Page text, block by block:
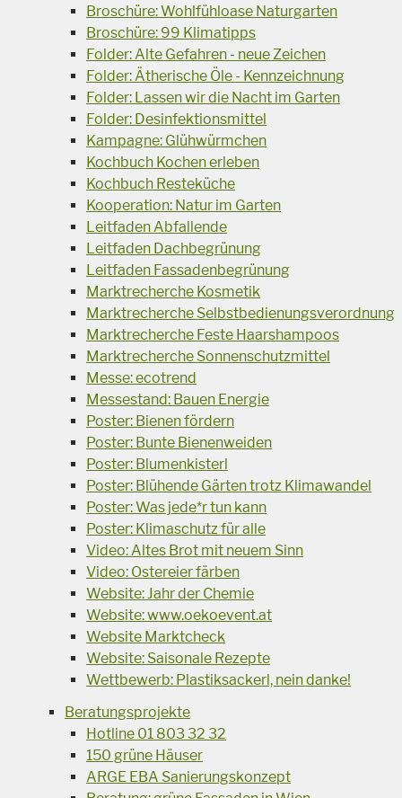
Broschüre: Wohlfühloase Naturgarten
Broschüre: 99 Klimatipps
Folder: Alte Gefahren - neue Zeichen
Folder: Ätherische Öle - Kennzeichnung
Folder: Lassen wir die Nacht im Garten
Folder: Desinfektionsmittel
Kampagne: Glühwürmchen
Kochbuch Kochen erleben
Kochbuch Resteküche
Kooperation: Natur im Garten
Leitfaden Abfallende
Leitfaden Dachbegrünung
Leitfaden Fassadenbegrünung
Marktrecherche Kosmetik
Marktrecherche Selbstbedienungsverordnung
Marktrecherche Feste Haarshampoos
Marktrecherche Sonnenschutzmittel
Messe: ecotrend
Messestand: Bauen Energie
Poster: Bienen fördern
Poster: Bunte Bienenweiden
Poster: Blumenkisterl
Poster: Blühende Gärten trotz Klimawandel
Poster: Was jede*r tun kann
Poster: Klimaschutz für alle
Video: Altes Brot mit neuem Sinn
Video: Ostereier färben
Website: Jahr der Chemie
Website: www.oekoevent.at
Website Marktcheck
Website: Saisonale Rezepte
Wettbewerb: Plastiksackerl, nein danke!
Beratungsprojekte
Hotline 01 803 32 32
150 grüne Häuser
ARGE EBA Sanierungskonzept